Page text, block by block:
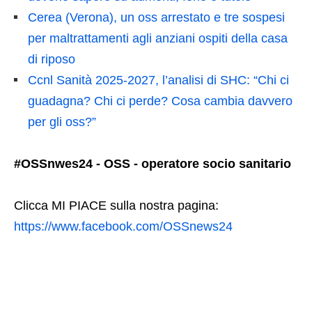
Cerea (Verona), un oss arrestato e tre sospesi
per maltrattamenti agli anziani ospiti della casa
di riposo
Ccnl Sanità 2025-2027, l’analisi di SHC: “Chi ci
guadagna? Chi ci perde? Cosa cambia davvero
per gli oss?”
#OSSnwes24 - OSS - operatore socio sanitario
Clicca MI PIACE sulla nostra pagina:
https://www.facebook.com/OSSnews24